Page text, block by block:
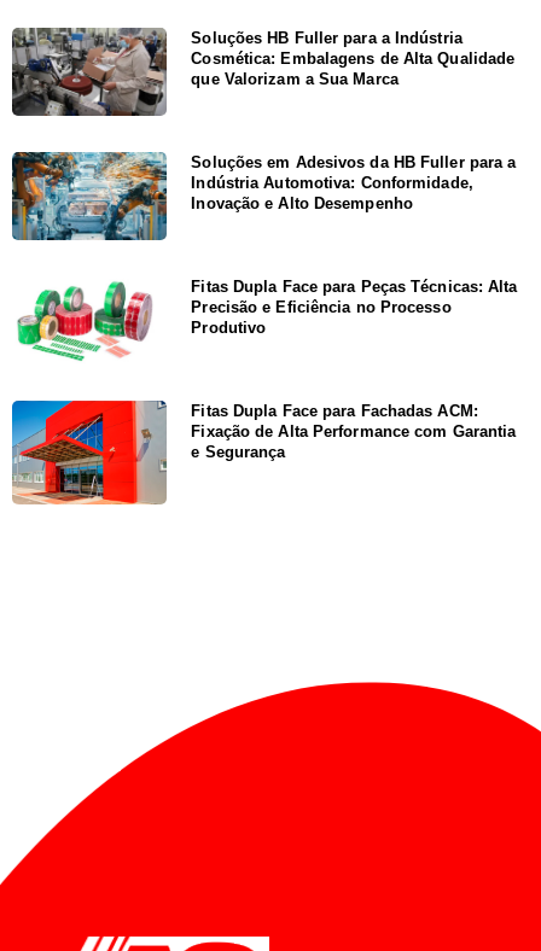
Soluções HB Fuller para a Indústria
Cosmética: Embalagens de Alta Qualidade
que Valorizam a Sua Marca
Soluções em Adesivos da HB Fuller para a
Indústria Automotiva: Conformidade,
Inovação e Alto Desempenho
Fitas Dupla Face para Peças Técnicas: Alta
Precisão e Eficiência no Processo
Produtivo
Fitas Dupla Face para Fachadas ACM:
Fixação de Alta Performance com Garantia
e Segurança